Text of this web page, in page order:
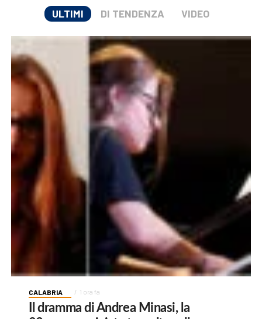
ULTIMI DI TENDENZA VIDEO
CALABRIA 1 ora fa
Il dramma di Andrea Minasi, la